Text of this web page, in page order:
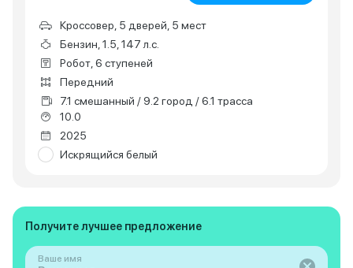
Кроссовер, 5 дверей, 5 мест
Бензин, 1.5, 147 л.с.
Робот, 6 ступеней
Передний
7.1 смешанный / 9.2 город / 6.1 трасса
10.0
2025
Искрящийся белый
Получите лучшее предложение
Ваше имя